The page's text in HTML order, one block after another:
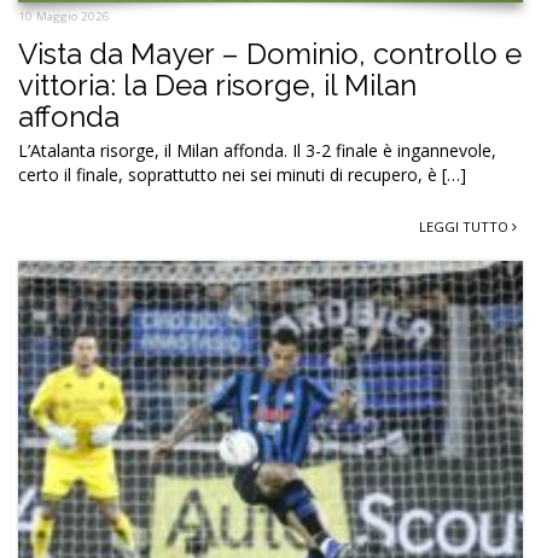
10 Maggio 2026
Vista da Mayer – Dominio, controllo e
vittoria: la Dea risorge, il Milan
affonda
L’Atalanta risorge, il Milan affonda. Il 3-2 finale è ingannevole,
certo il finale, soprattutto nei sei minuti di recupero, è […]
LEGGI TUTTO